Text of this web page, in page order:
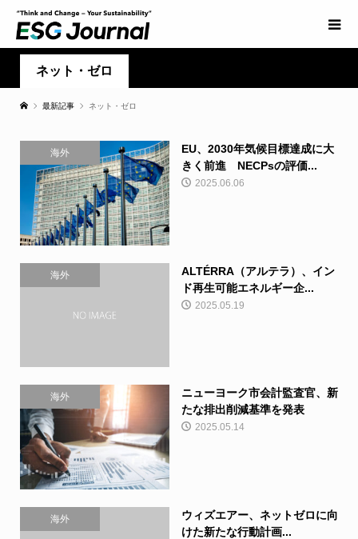
ネット・ゼロ
最新記事 ネット・ゼロ
海外
EU、2030年気候目標達成に大
きく前進 NECPsの評価...
2025.06.06
海外
ALTÉRRA（アルテラ）、イン
ド再生可能エネルギー企...
2025.05.19
海外
ニューヨーク市会計監査官、新
たな排出削減基準を発表
2025.05.14
海外
ウィズエアー、ネットゼロに向
けた新たな行動計画...